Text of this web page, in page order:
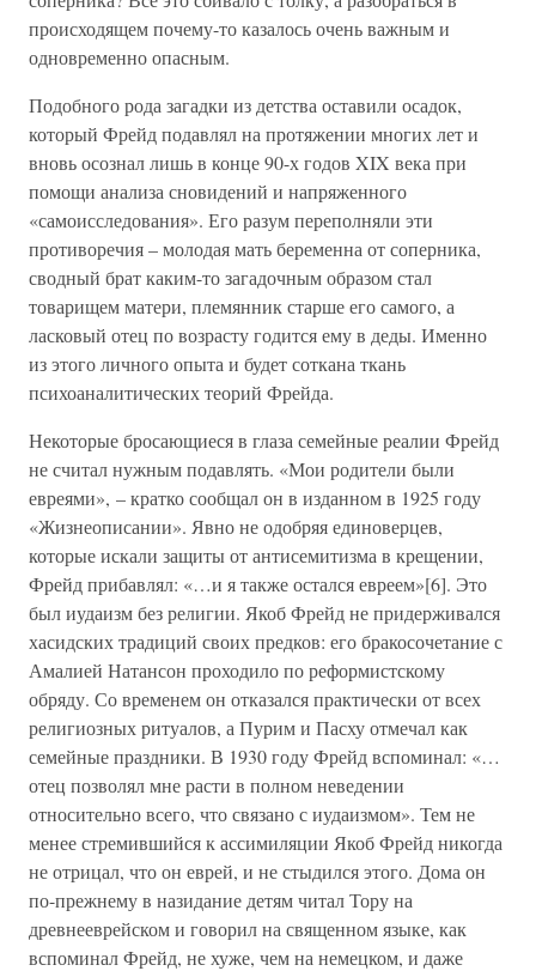
происходящем почему-то казалось очень важным и
одновременно опасным.
Подобного рода загадки из детства оставили осадок,
который Фрейд подавлял на протяжении многих лет и
вновь осознал лишь в конце 90-х годов XIX века при
помощи анализа сновидений и напряженного
«самоисследования». Его разум переполняли эти
противоречия – молодая мать беременна от соперника,
сводный брат каким-то загадочным образом стал
товарищем матери, племянник старше его самого, а
ласковый отец по возрасту годится ему в деды. Именно
из этого личного опыта и будет соткана ткань
психоаналитических теорий Фрейда.
Некоторые бросающиеся в глаза семейные реалии Фрейд
не считал нужным подавлять. «Мои родители были
евреями», – кратко сообщал он в изданном в 1925 году
«Жизнеописании». Явно не одобряя единоверцев,
которые искали защиты от антисемитизма в крещении,
Фрейд прибавлял: «…и я также остался евреем»[6]. Это
был иудаизм без религии. Якоб Фрейд не придерживался
хасидских традиций своих предков: его бракосочетание с
Амалией Натансон проходило по реформистскому
обряду. Со временем он отказался практически от всех
религиозных ритуалов, а Пурим и Пасху отмечал как
семейные праздники. В 1930 году Фрейд вспоминал: «…
отец позволял мне расти в полном неведении
относительно всего, что связано с иудаизмом». Тем не
менее стремившийся к ассимиляции Якоб Фрейд никогда
не отрицал, что он еврей, и не стыдился этого. Дома он
по-прежнему в назидание детям читал Тору на
древнееврейском и говорил на священном языке, как
вспоминал Фрейд, не хуже, чем на немецком, и даже